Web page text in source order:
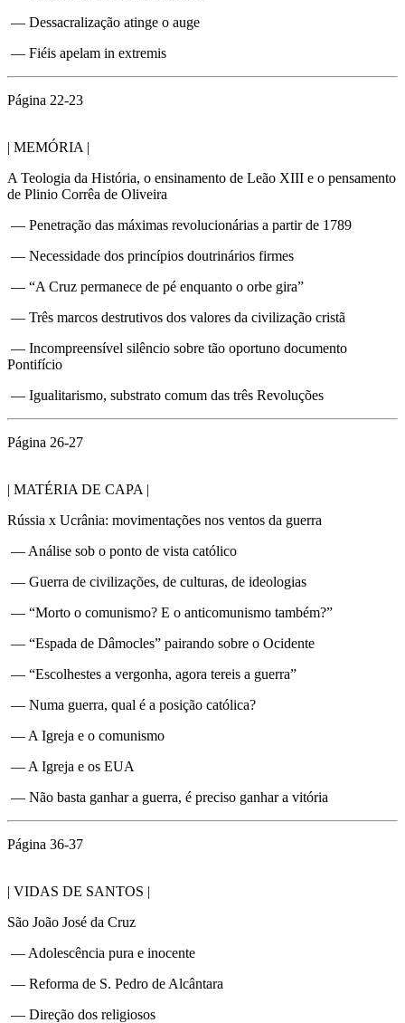
— Dessacralização atinge o auge
— Fiéis apelam in extremis
Página 22-23
| MEMÓRIA |
A Teologia da História, o ensinamento de Leão XIII e o pensamento
de Plinio Corrêa de Oliveira
— Penetração das máximas revolucionárias a partir de 1789
— Necessidade dos princípios doutrinários firmes
— “A Cruz permanece de pé enquanto o orbe gira”
— Três marcos destrutivos dos valores da civilização cristã
— Incompreensível silêncio sobre tão oportuno documento
Pontifício
— Igualitarismo, substrato comum das três Revoluções
Página 26-27
| MATÉRIA DE CAPA |
Rússia x Ucrânia: movimentações nos ventos da guerra
— Análise sob o ponto de vista católico
— Guerra de civilizações, de culturas, de ideologias
— “Morto o comunismo? E o anticomunismo também?”
— “Espada de Dâmocles” pairando sobre o Ocidente
— “Escolhestes a vergonha, agora tereis a guerra”
— Numa guerra, qual é a posição católica?
— A Igreja e o comunismo
— A Igreja e os EUA
— Não basta ganhar a guerra, é preciso ganhar a vitória
Página 36-37
| VIDAS DE SANTOS |
São João José da Cruz
— Adolescência pura e inocente
— Reforma de S. Pedro de Alcântara
— Direção dos religiosos